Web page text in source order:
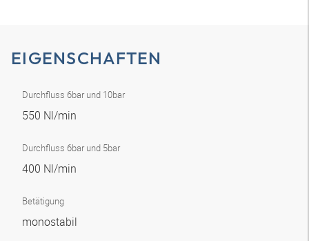
EIGENSCHAFTEN
Durchfluss 6bar und 10bar
550 Nl/min
Durchfluss 6bar und 5bar
400 Nl/min
Betätigung
monostabil